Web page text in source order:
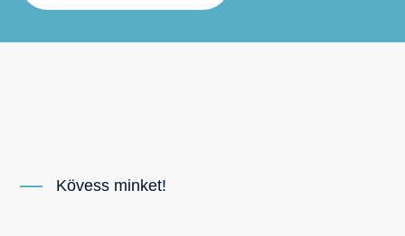
Kövess minket!